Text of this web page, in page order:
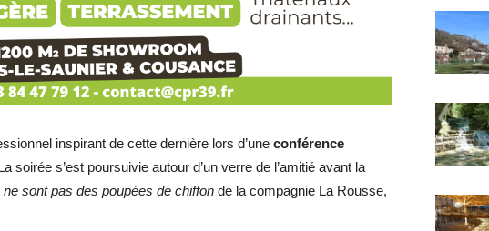
inspirant de cette dernière lors d’une conférence
soirée s’est poursuivie autour d’un verre de l’amitié avant la
sont pas des poupées de chiffon de la compagnie La Rousse,